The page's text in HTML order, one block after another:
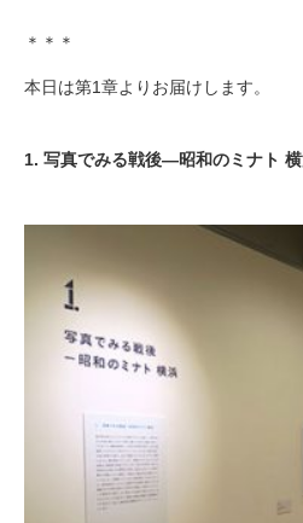
＊＊＊
本日は第1章よりお届けします。
1. 写真でみる戦後―昭和のミナト